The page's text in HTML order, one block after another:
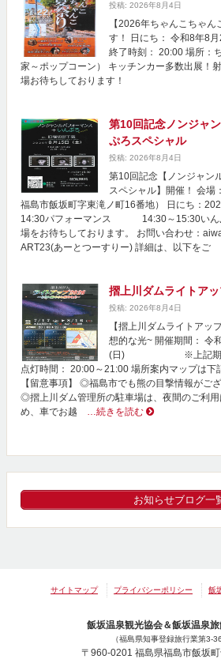
投稿: 2026年8月4日
【2026年ちゃんこちゃ
す！ 日にち： 令和8年8
終了時刻： 20:00 場所：
家～ポップコーン） キッチンカー多数出展！
場お待ちしております！
第10回記念ノンジャ
ぷろスペシャル
投稿: 2026年8月4日
第10回記念【ノンジャン
スペシャル】開催！ 会
福島市飯坂町字東滝ノ町16番地） 日にち：
14:30パフォーマンス 14:30～15:30いん
場をお待ちしております。 お問い合わせ：
ART23(あーとつーすりー) 詳細は、以下をご
摺上川ダムライトア
投稿: 2026年8月4日
【摺上川ダムライトアッ
想的な光~ 開催期間： 令
(日) ※上記期間の金
点灯時間： 20:00～21:00 場所案内マップは下
【留意事項】 ◎福島市でも熊の目撃情報がご
◎摺上川ダム管理所の駐車場は、夜間のご利
め、車でお越 …続きを読む
お知らせブログ一
サイトマップ プライバシーポリシー 飯
飯坂温泉観光協会＆飯坂温泉
（福島県知事登録旅行業第3-
〒960-0201 福島県福島市飯坂